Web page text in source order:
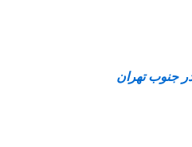
جنوب تهران